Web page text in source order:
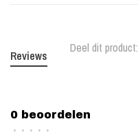
Deel dit product:
Reviews
0 beoordelen
• • • • •